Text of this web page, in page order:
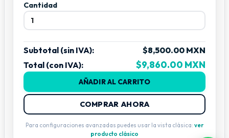
Cantidad
Subtotal (sin IVA):
$8,500.00 MXN
Total (con IVA):
$9,860.00 MXN
AÑADIR AL CARRITO
COMPRAR AHORA
Para configuraciones avanzadas puedes usar la vista clásica: ver
producto clásico